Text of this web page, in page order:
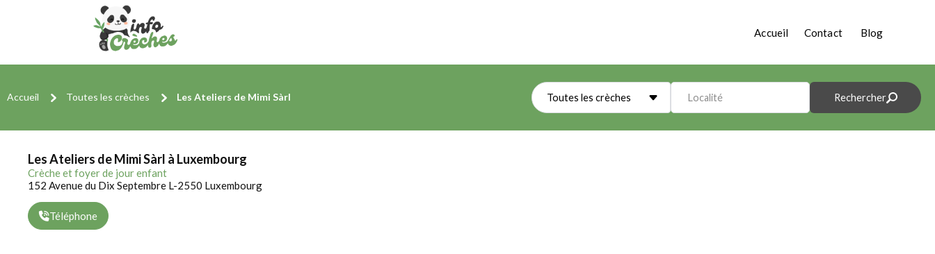
Accueil Contact Blog
Accueil Toutes les crèches Les Ateliers de Mimi Sàrl Toutes les crèches Localité Rechercher
Les Ateliers de Mimi Sàrl à Luxembourg
Crèche et foyer de jour enfant
152 Avenue du Dix Septembre L-2550 Luxembourg
Téléphone